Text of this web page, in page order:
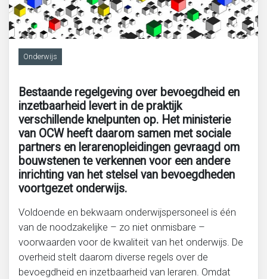
Migratie, integratie en diversiteit
Onderwijs
Ouderen
Sociaal domein
Veiligheid en recht
Onderwijs
Bestaande regelgeving over bevoegdheid en
inzetbaarheid levert in de praktijk
verschillende knelpunten op. Het ministerie
van OCW heeft daarom samen met sociale
partners en lerarenopleidingen gevraagd om
bouwstenen te verkennen voor een andere
inrichting van het stelsel van bevoegdheden
voortgezet onderwijs.
Voldoende en bekwaam onderwijspersoneel is één
van de noodzakelijke – zo niet onmisbare –
voorwaarden voor de kwaliteit van het onderwijs. De
overheid stelt daarom diverse regels over de
bevoegdheid en inzetbaarheid van leraren. Omdat